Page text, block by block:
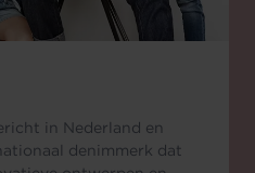
in Nederland en
denimmerk dat